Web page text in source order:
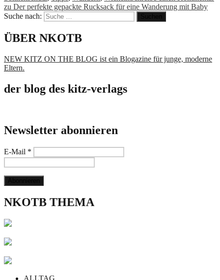
zu Der perfekte gepackte Rucksack für eine Wanderung mit Baby
Suche nach:
ÜBER NKOTB
NEW KITZ ON THE BLOG ist ein Blogazine für junge, moderne
Eltern.
der blog des kitz-verlags
Newsletter abonnieren
E-Mail *
NKOTB THEMA
ALLTAG